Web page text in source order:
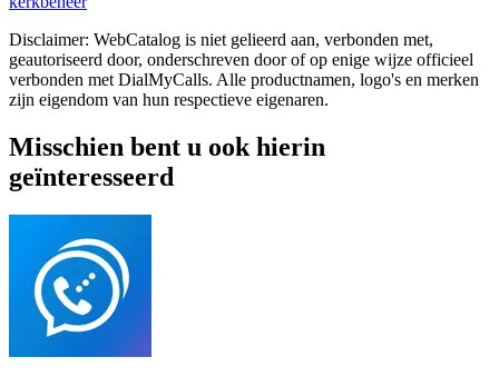
Disclaimer: WebCatalog is niet gelieerd aan, verbonden met,
geautoriseerd door, onderschreven door of op enige wijze officieel
verbonden met DialMyCalls. Alle productnamen, logo's en merken
zijn eigendom van hun respectieve eigenaren.
Misschien bent u ook hierin
geïnteresseerd